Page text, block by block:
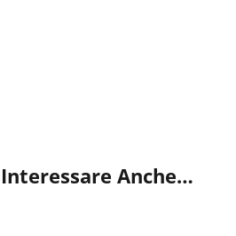
Anche…